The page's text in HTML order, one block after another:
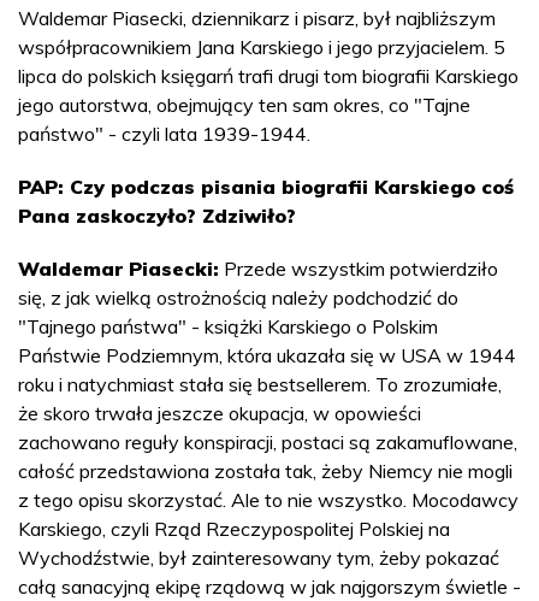
Waldemar Piasecki, dziennikarz i pisarz, był najbliższym
współpracownikiem Jana Karskiego i jego przyjacielem. 5
lipca do polskich księgarń trafi drugi tom biografii Karskiego
jego autorstwa, obejmujący ten sam okres, co "Tajne
państwo" - czyli lata 1939-1944.
PAP: Czy podczas pisania biografii Karskiego coś
Pana zaskoczyło? Zdziwiło?
Waldemar Piasecki: Przede wszystkim potwierdziło
się, z jak wielką ostrożnością należy podchodzić do
"Tajnego państwa" - książki Karskiego o Polskim
Państwie Podziemnym, która ukazała się w USA w 1944
roku i natychmiast stała się bestsellerem. To zrozumiałe,
że skoro trwała jeszcze okupacja, w opowieści
zachowano reguły konspiracji, postaci są zakamuflowane,
całość przedstawiona została tak, żeby Niemcy nie mogli
z tego opisu skorzystać. Ale to nie wszystko. Mocodawcy
Karskiego, czyli Rząd Rzeczypospolitej Polskiej na
Wychodźstwie, był zainteresowany tym, żeby pokazać
całą sanacyjną ekipę rządową w jak najgorszym świetle -